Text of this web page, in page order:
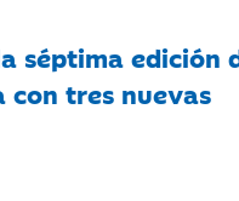
séptima edición
con tres nuevas